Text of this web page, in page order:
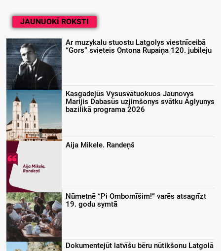
JAUNUOKĪ ROKSTI
Ar muzykalu stuostu Latgolys viestnīceibā
“Gors” svieteis Ontona Rupaiņa 120. jubileju
Kasgadejūs Vysusvātuokuos Jaunovys
Marijis Dabasūs uzjimšonys svātku Aglyunys
bazilikā programa 2026
Aija Mikele. Randeņš
Nūmetnē “Pi Ombomīšim!” varēs atsagrīzt
19. godu symtā
Dokumentejūt latvīšu bēru nūtikšonu Latgolā